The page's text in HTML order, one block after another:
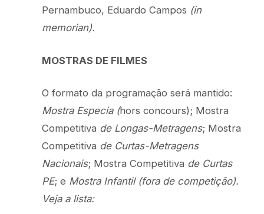
Pernambuco, Eduardo Campos (in
memorian).
MOSTRAS DE FILMES
O formato da programação será mantido:
Mostra Especia (hors concours); Mostra
Competitiva de Longas-Metragens; Mostra
Competitiva de Curtas-Metragens
Nacionais; Mostra Competitiva de Curtas
PE; e Mostra Infantil (fora de competição).
Veja a lista: